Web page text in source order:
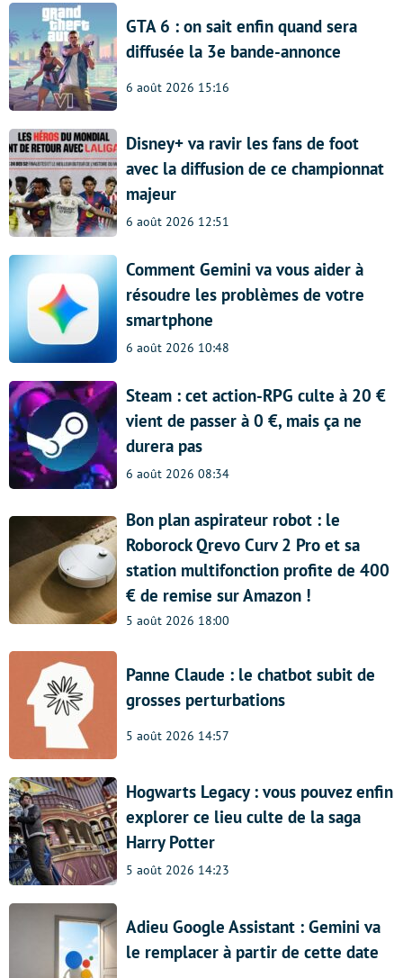
GTA 6 : on sait enfin quand sera
diffusée la 3e bande-annonce
6 août 2026 15:16
Disney+ va ravir les fans de foot
avec la diffusion de ce championnat
majeur
6 août 2026 12:51
Comment Gemini va vous aider à
résoudre les problèmes de votre
smartphone
6 août 2026 10:48
Steam : cet action-RPG culte à 20 €
vient de passer à 0 €, mais ça ne
durera pas
6 août 2026 08:34
Bon plan aspirateur robot : le
Roborock Qrevo Curv 2 Pro et sa
station multifonction profite de 400
€ de remise sur Amazon !
5 août 2026 18:00
Panne Claude : le chatbot subit de
grosses perturbations
5 août 2026 14:57
Hogwarts Legacy : vous pouvez enfin
explorer ce lieu culte de la saga
Harry Potter
5 août 2026 14:23
Adieu Google Assistant : Gemini va
le remplacer à partir de cette date